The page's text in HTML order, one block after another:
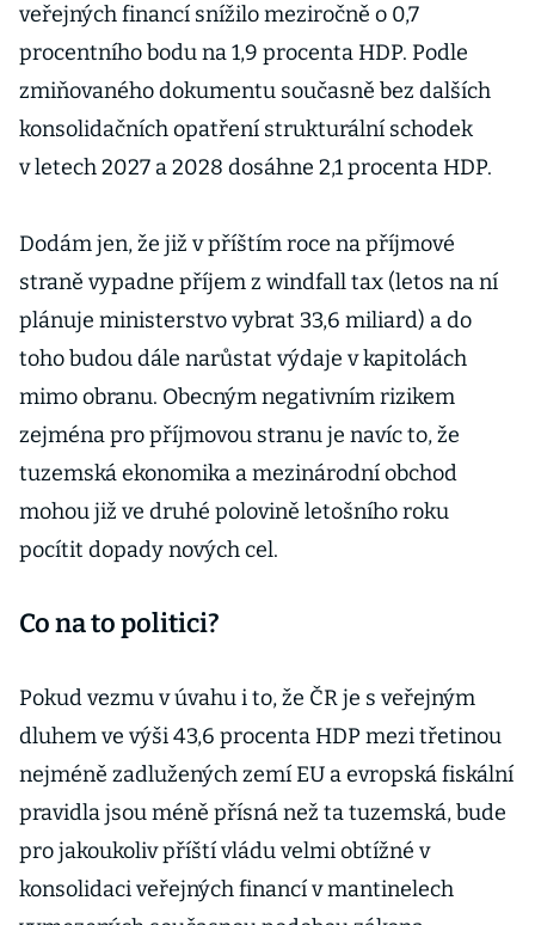
veřejných financí snížilo meziročně o 0,7
procentního bodu na 1,9 procenta HDP. Podle
zmiňovaného dokumentu současně bez dalších
konsolidačních opatření strukturální schodek
v letech 2027 a 2028 dosáhne 2,1 procenta HDP.
Dodám jen, že již v příštím roce na příjmové
straně vypadne příjem z windfall tax (letos na ní
plánuje ministerstvo vybrat 33,6 miliard) a do
toho budou dále narůstat výdaje v kapitolách
mimo obranu. Obecným negativním rizikem
zejména pro příjmovou stranu je navíc to, že
tuzemská ekonomika a mezinárodní obchod
mohou již ve druhé polovině letošního roku
pocítit dopady nových cel.
Co na to politici?
Pokud vezmu v úvahu i to, že ČR je s veřejným
dluhem ve výši 43,6 procenta HDP mezi třetinou
nejméně zadlužených zemí EU a evropská fiskální
pravidla jsou méně přísná než ta tuzemská, bude
pro jakoukoliv příští vládu velmi obtížné v
konsolidaci veřejných financí v mantinelech